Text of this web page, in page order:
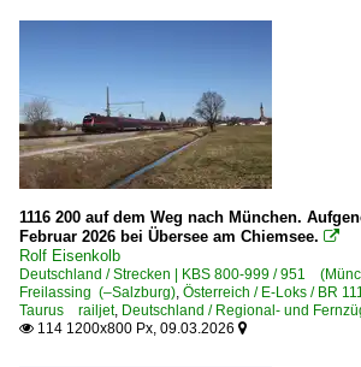
Strecke Amstetten (NÖ) – Selzthal
Strecke Amstetten – Thörl-
Strecke Bischofshofen – Selzthal
Strecke Gloggnitz –
Strecke Graz – Klagenfurt
Strecke Innsbruck Hbf – Bludenz
1116 200 auf dem Weg nach München.
Februar 2026 bei Übersee am Chiemsee. 
Rolf Eisenkolb
Deutschland / Strecken | KBS 800-999 / 951
Freilassing (–Salzburg), Österreich / E-Loks / BR
Taurus railjet, Deutschland / Regional- und
 114 1200x800 Px, 09.03.2026 